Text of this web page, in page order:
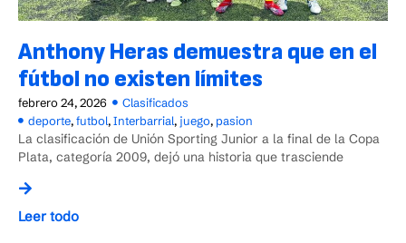
Anthony Heras demuestra que en el
fútbol no existen límites
febrero 24, 2026
Clasificados
deporte,futbol,Interbarrial, juego, pasion
La clasificación de Unión Sporting Junior a la final de la Copa
Plata, categoría 2009, dejó una historia que trasciende
Leer todo